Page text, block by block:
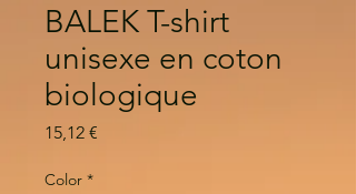
BALEK T-shirt
unisexe en coton
biologique
15,12 €
Color *